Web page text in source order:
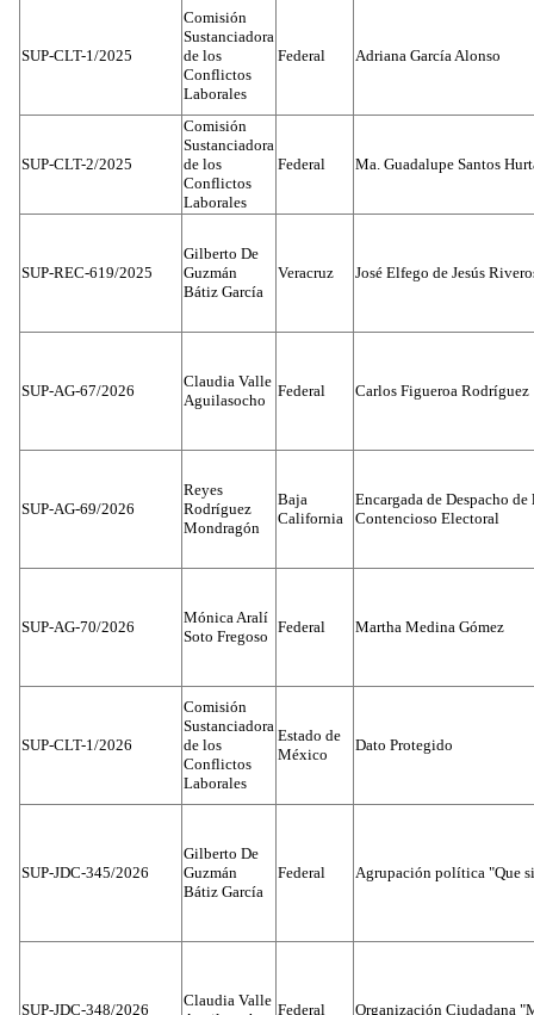
SUP-CLT-1/2025
Comisión
Sustanciadora
de los
Conflictos
Laborales
Federal Adriana García Alonso
SUP-CLT-2/2025
Comisión
Sustanciadora
de los
Conflictos
Laborales
Federal Ma. Guadalupe Santos
SUP-REC-619/2025
Gilberto De
Guzmán
Bátiz García
Veracruz José Elfego de Jesús
SUP-AG-67/2026
Claudia Valle
Aguilasocho
Federal Carlos Figueroa Rodríguez
SUP-AG-69/2026
Reyes
Rodríguez
Mondragón
Baja
California
Encargada de Despacho
Contencioso Electoral
SUP-AG-70/2026
Mónica Aralí
Soto Fregoso
Federal Martha Medina Gómez
SUP-CLT-1/2026
Comisión
Sustanciadora
de los
Conflictos
Laborales
Estado de
México
Dato Protegido
SUP-JDC-345/2026
Gilberto De
Guzmán
Bátiz García
Federal Agrupación política "Que
SUP-JDC-348/2026
Claudia Valle
Federal Organización Ciudadana